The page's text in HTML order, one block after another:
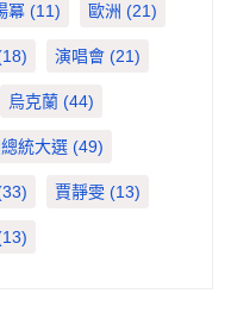
冪 (11) 歐洲 (21)
演唱會 (21)
烏克蘭 (44)
統大選 (49)
賈靜雯 (13)